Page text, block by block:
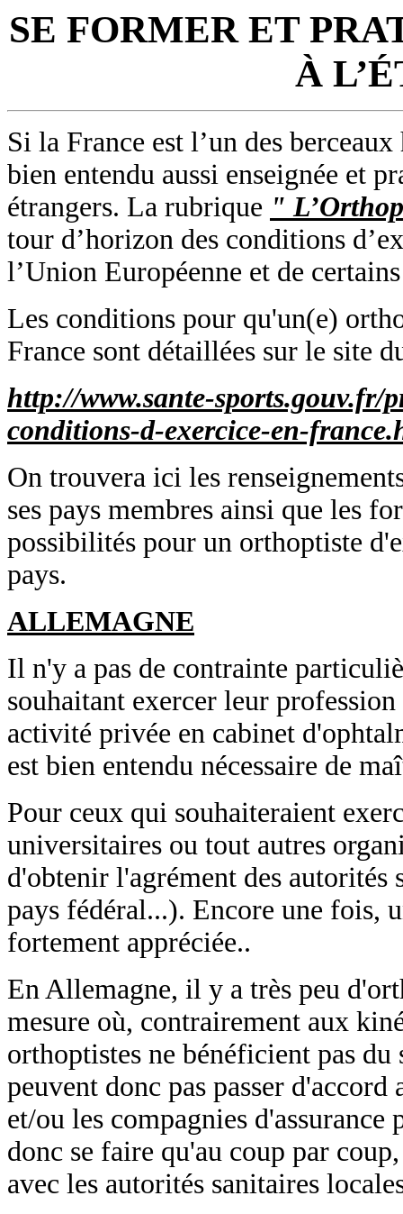
SE FORMER ET
À
Si la France est l’un des
bien entendu aussi enseignée et
étrangers. La rubrique "
tour d’horizon des conditions
l’Union Européenne et de
Les conditions pour qu'un(e)
France sont détaillées sur le site
http://www.sante-sports.gouv.fr/
conditions-d-exercice-en-
On trouvera ici les
ses pays membres ainsi que les
possibilités pour un orthoptiste
pays.
ALLEMAGNE
Il n'y a pas de contrainte
souhaitant exercer leur
activité privée en cabinet
est bien entendu nécessaire de
Pour ceux qui souhaiteraient
universitaires ou tout autres
d'obtenir l'agrément des
pays fédéral...). Encore une fois,
fortement appréciée..
En Allemagne, il y a très peu
mesure où, contrairement aux
orthoptistes ne bénéficient pas
peuvent donc pas passer
et/ou les compagnies
donc se faire qu'au coup par
avec les autorités sanitaires